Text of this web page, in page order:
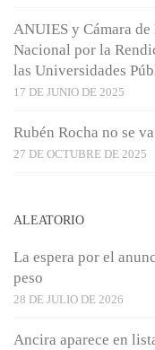
ANUIES y Cámara
Nacional por la
las Universidades
17 DE JUNIO DE 2025
Rubén Rocha no se
27 DE OCTUBRE DE 2025
ALEATORIO
La espera por el
peso
28 DE JULIO DE 2026
Ancira aparece en